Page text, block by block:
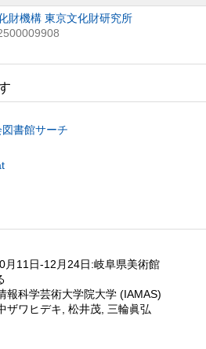
財機構 東京文化財研究所
書館サーチ
月11日-12月24日:岐阜県美術館
報科学芸術大学院大学 (IAMAS)
ザワヒデキ, 松井茂, 三輪眞弘